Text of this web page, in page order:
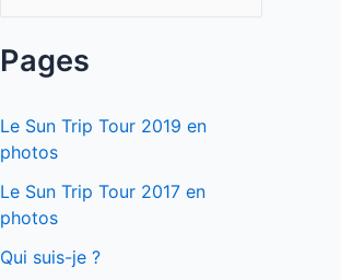
e
c
e
r
c
h
e
Pages
Le Sun Trip Tour 2019 en
photos
Le Sun Trip Tour 2017 en
photos
Qui suis-je ?